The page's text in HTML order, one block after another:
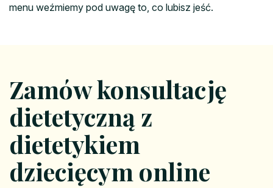
menu weźmiemy pod uwagę to, co lubisz jeść.
Zamów konsultację
dietetyczną z
dietetykiem
dziecięcym online